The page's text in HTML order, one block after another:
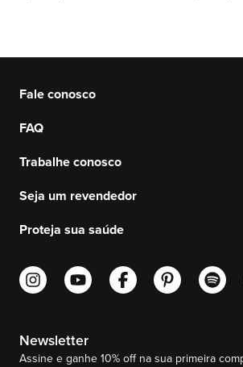
Fale conosco
FAQ
Trabalhe conosco
Seja um revendedor
Proteja sua saúde
Newsletter
Assine e ganhe 10% off na sua primeira